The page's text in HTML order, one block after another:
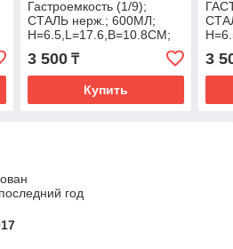
Гастроемкость (1/9);
СТАЛЬ нерж.; 600МЛ;
H=6.5,L=17.6,B=10.8СМ;
МЕТАЛЛИЧ.(Караганда)
3 500₸
Купить
3
год